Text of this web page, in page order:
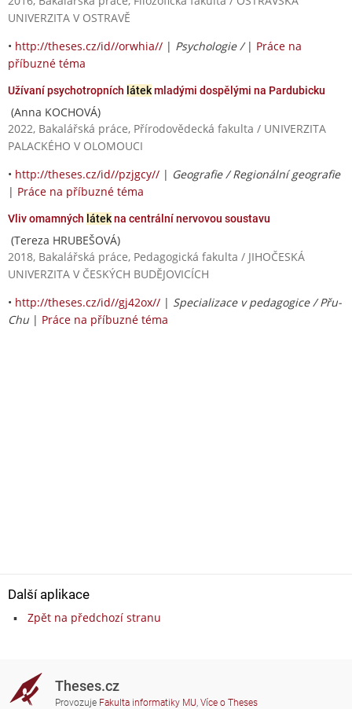
UNIVERZITA V OSTRAVĚ
• http://theses.cz/id//orwhia// | Psychologie / | Práce na
příbuzné téma
Užívaní psychotropních látekmladými dospělými na Pardubicku
(Anna KOCHOVÁ)
2022, Bakalářská práce, Přírodovědecká fakulta / UNIVERZITA
PALACKÉHO V OLOMOUCI
• http://theses.cz/id//pzjgcy// | Geografie / Regionální geografie
| Práce na příbuzné téma
Vliv omamných látekna centrální nervovou soustavu
(Tereza HRUBEŠOVÁ)
2018, Bakalářská práce, Pedagogická fakulta / JIHOČESKÁ
UNIVERZITA V ČESKÝCH BUDĚJOVICÍCH
• http://theses.cz/id//gj42ox// | Specializace v pedagogice / Přu-
Chu | Práce na příbuzné téma
Další aplikace
Zpět na předchozí stranu
Theses.cz
Provozuje Fakulta informatiky MU, Více o Theses